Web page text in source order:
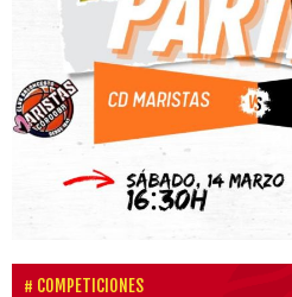
COMPETICIONES